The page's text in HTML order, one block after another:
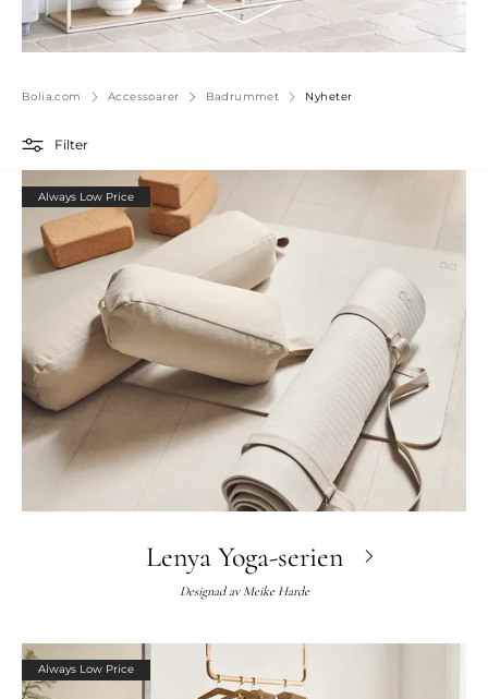
Bolia.com Accessoarer Badrummet Nyheter
Filter
Always Low Price
Lenya Yoga-serien
Designad av Meike Harde
Always Low Price